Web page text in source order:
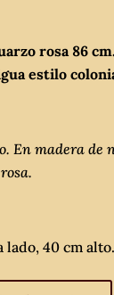
rosa 86
estilo
En madera de
lado, 40 cm alto.